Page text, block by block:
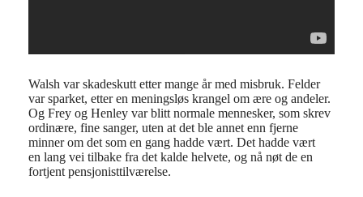
Walsh var skadeskutt etter mange år med misbruk. Felder
var sparket, etter en meningsløs krangel om ære og andeler.
Og Frey og Henley var blitt normale mennesker, som skrev
ordinære, fine sanger, uten at det ble annet enn fjerne
minner om det som en gang hadde vært. Det hadde vært
en lang vei tilbake fra det kalde helvete, og nå nøt de en
fortjent pensjonisttilværelse.